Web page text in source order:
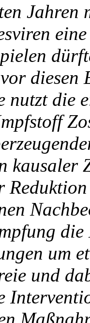
Jahren
diesen
nutzt die
kausaler
die
um
und